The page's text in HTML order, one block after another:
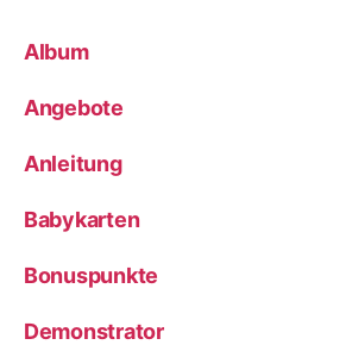
Album
Angebote
Anleitung
Babykarten
Bonuspunkte
Demonstrator